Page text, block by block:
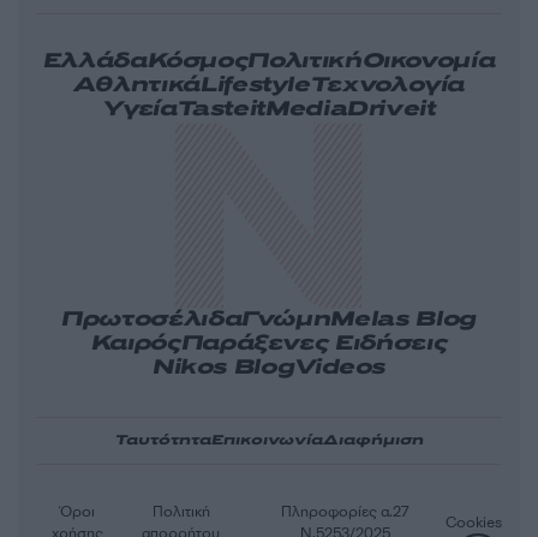
ΕλλάδαΚόσμοςΠολιτικήΟικονομία
ΑθλητικάLifestyleΤεχνολογία
ΥγείαTasteitMediaDriveit
ΠρωτοσέλιδαΓνώμηMelas Blog
ΚαιρόςΠαράξενες Ειδήσεις
Nikos BlogVideos
ΤαυτότηταΕπικοινωνίαΔιαφήμιση
Όροι
Πολιτική
Πληροφορίες α.27
Cookies